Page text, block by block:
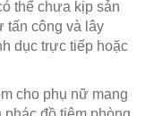
thể chưa kịp sản
tấn công và lây
dục trực tiếp hoặc
cho phụ nữ mang